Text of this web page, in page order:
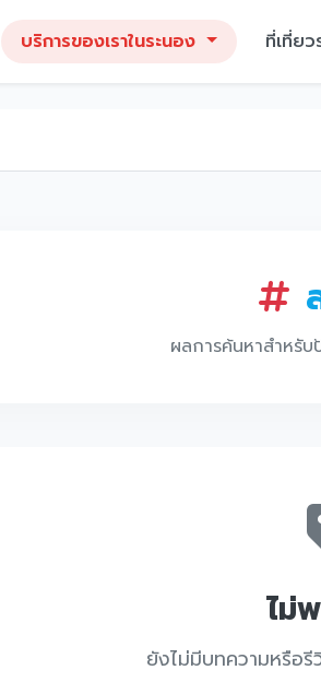
บริการของเราในระนอง ที่เที่ยว
ผลการค้นหาสำหรั
ไม่
ยังไม่มีบทความหรือรี